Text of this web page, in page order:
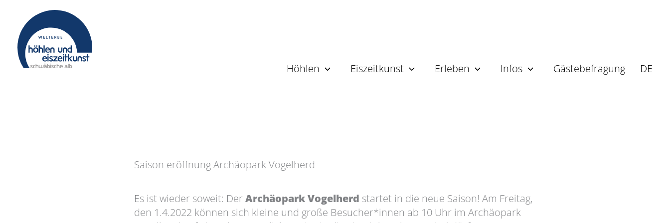
springen
Höhlen Eiszeitkunst Erleben Infos Gästebefragung DE
Saison eröffnung Archäopark Vogelherd
Es ist wieder soweit: DerArchäopark Vogelherd startet in die neue Saison! Am Freitag,
den 1.4.2022 können sich kleine und große Besucher*innen ab 10 Uhr im Archäopark